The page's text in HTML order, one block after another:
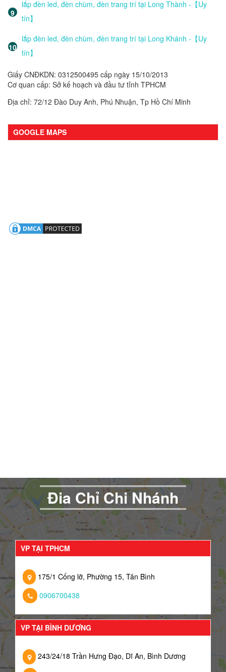
lắp đèn led, đèn chùm, đèn trang trí tại Long Thành -【Uy
tín】
lắp đèn led, đèn chùm, đèn trang trí tại Long Khánh -【Uy
tín】
Giấy CNĐKDN: 0312500495 cấp ngày 15/10/2013
Cơ quan cấp: Sở kế hoạch và đầu tư tỉnh TPHCM
Địa chỉ: 72/12 Đào Duy Anh, Phú Nhuận, Tp Hồ Chí Minh
GOOGLE MAPS
Đia Chỉ Chi Nhánh
VP TẠI TPHCM
175/1 Cống lỡ, Phường 15, Tân Bình
0906700438
VP TẠI BÌNH DƯƠNG
243/24/18 Trần Hưng Đạo, Dĩ An, Bình Dương